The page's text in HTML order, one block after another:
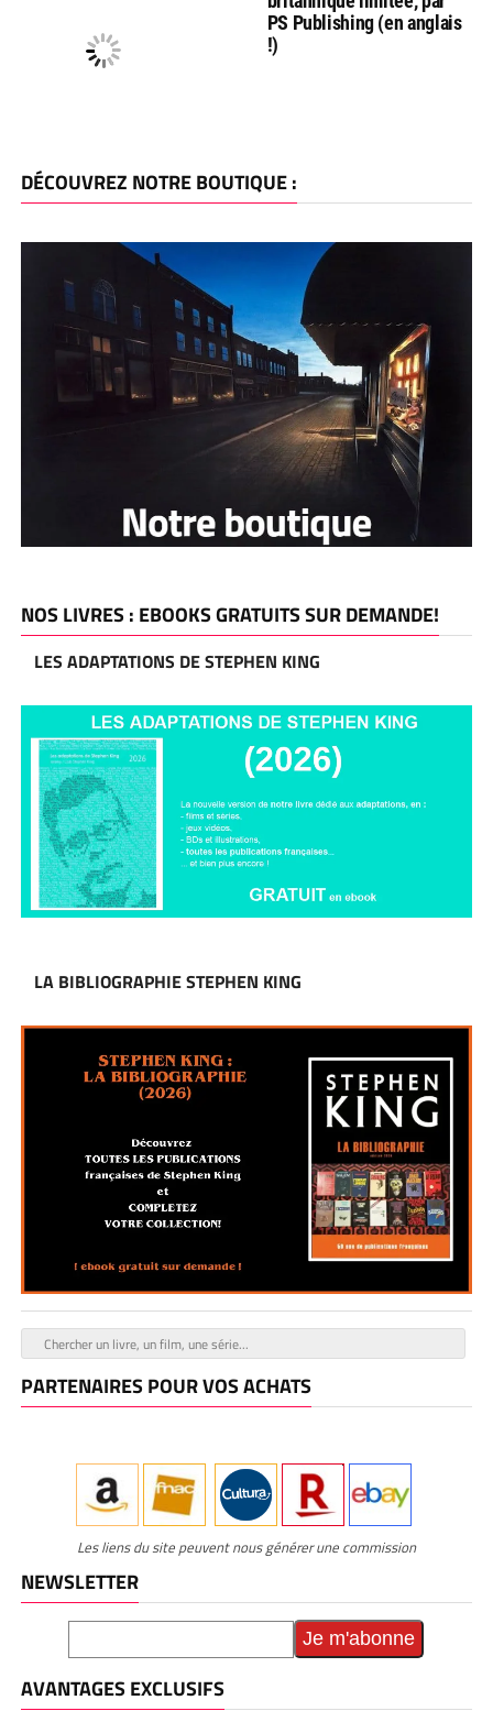
PS Publishing (en anglais
!)
DÉCOUVREZ NOTRE BOUTIQUE :
NOS LIVRES : EBOOKS GRATUITS SUR DEMANDE!
LES ADAPTATIONS DE STEPHEN KING
LA BIBLIOGRAPHIE STEPHEN KING
PARTENAIRES POUR VOS ACHATS
Les liens du site peuvent nous générer une commission
NEWSLETTER
AVANTAGES EXCLUSIFS